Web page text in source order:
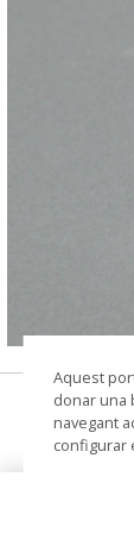
© Arxiu
Aquest
donar una
navegant
configurar